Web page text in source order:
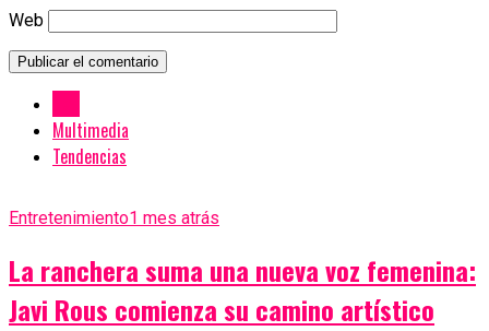
Web
Multimedia
Tendencias
Entretenimiento1 mes atrás
La ranchera suma una nueva voz femenina:
Javi Rous comienza su camino artístico